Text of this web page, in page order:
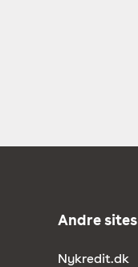
Andre sites
Nykredit.dk